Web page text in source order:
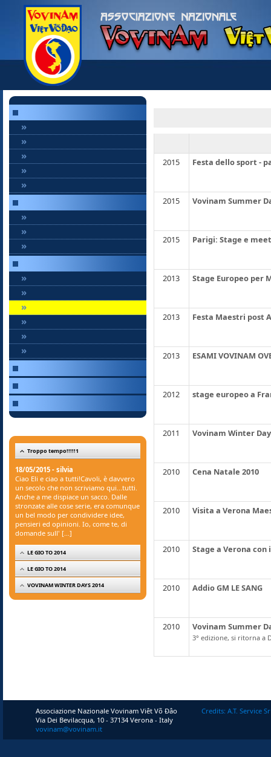
»
»
»
»
»
»
»
»
»
»
»
»
»
»
Troppo tempo!!!!!1
18/05/2015 - silvia
Ciao Eli e ciao a tutti!Cavoli, è davvero
un secolo che non scriviamo qui...tutti.
Anche a me dispiace un sacco. Dalle
stronzate alle cose serie, era comunque
un bel modo per condividere idee,
pensieri ed opinioni. Io, come te, di
domande sull' [...]
LE GIO TO 2014
LE GIO TO 2014
VOVINAM WINTER DAYS 2014
2015 Festa dello sport -
2015 Vovinam Summer
2015 Parigi: Stage e
2013 Stage Europeo per
2013 Festa Maestri post
2013 ESAMI VOVINAM
2012 stage europeo a
2011 Vovinam Winter
2010 Cena Natale 2010
2010 Visita a Verona
2010 Stage a Verona con
2010 Addio GM LE SANG
2010 Vovinam Summer
3° edizione, si ritorna a
Associazione Nazionale Vovinam Viêt Võ Ðâo
Via Dei Bevilacqua, 10 - 37134 Verona - Italy
vovinam@vovinam.it
Credits: A.T. Service